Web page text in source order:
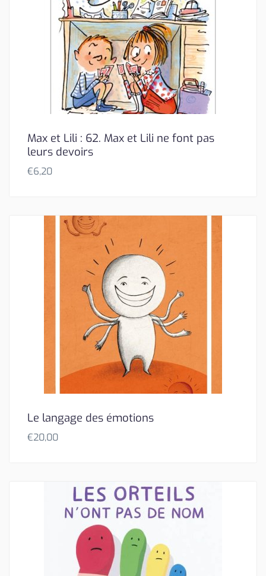
Max et Lili : 62. Max et Lili ne font pas
leurs devoirs
€6,20
Le langage des émotions
€20,00